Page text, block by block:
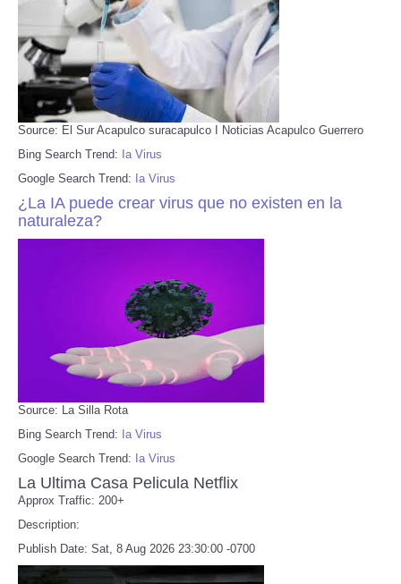
Source: El Sur Acapulco suracapulco I Noticias Acapulco Guerrero
Bing Search Trend: Ia Virus
Google Search Trend: Ia Virus
¿La IA puede crear virus que no existen en la
naturaleza?
Source: La Silla Rota
Bing Search Trend: Ia Virus
Google Search Trend: Ia Virus
La Ultima Casa Pelicula Netflix
Approx Traffic: 200+
Description:
Publish Date: Sat, 8 Aug 2026 23:30:00 -0700